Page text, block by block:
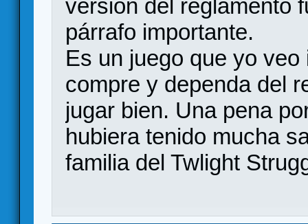
versión del reglamento
párrafo importante.
Es un juego que yo
compre y dependa del
jugar bien. Una pena
hubiera tenido mucha
familia del Twlight